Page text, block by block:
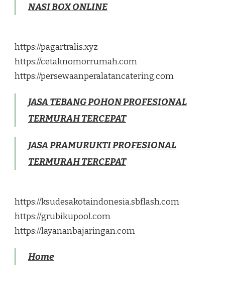
NASI BOX ONLINE
https://pagartralis.xyz
https://cetaknomorrumah.com
https://persewaanperalatancatering.com
JASA TEBANG POHON PROFESIONAL
TERMURAH TERCEPAT
JASA PRAMURUKTI PROFESIONAL
TERMURAH TERCEPAT
https://ksudesakotaindonesia.sbflash.com
https://grubikupool.com
https://layananbajaringan.com
Home